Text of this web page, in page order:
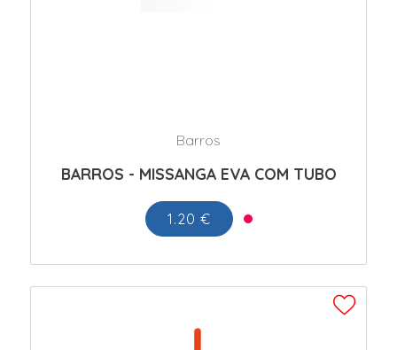
Barros
BARROS - MISSANGA EVA COM TUBO
1.20 €